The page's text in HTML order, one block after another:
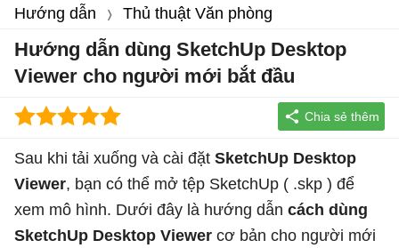
Hướng dẫn Thủ thuật Văn phòng
Hướng dẫn dùng SketchUp Desktop
Viewer cho người mới bắt đầu
Sau khi tải xuống và cài đặt SketchUp Desktop
Viewer, bạn có thể mở tệp SketchUp ( .skp ) để
xem mô hình. Dưới đây là hướng dẫn cách dùng
SketchUp Desktop Viewer cơ bản cho người mới